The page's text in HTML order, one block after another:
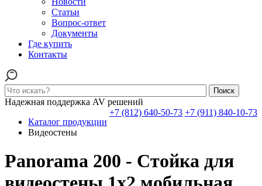
Статьи
Вопрос-ответ
Документы
Где купить
Контакты
Поиск
Надежная поддержка AV решений
+7 (812) 640-50-73 +7 (911) 840-10-73
Каталог продукции
Видеостены
Panorama 200 - Стойка для